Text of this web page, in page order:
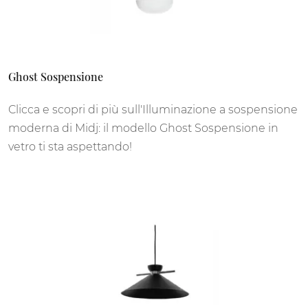
Ghost Sospensione
Clicca e scopri di più sull'Illuminazione a sospensione
moderna di Midj: il modello Ghost Sospensione in
vetro ti sta aspettando!